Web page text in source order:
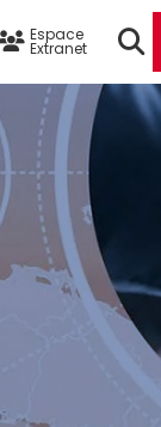
Espace
Extranet